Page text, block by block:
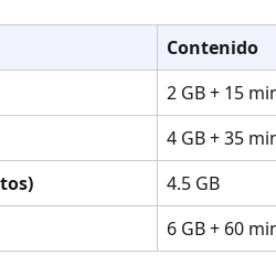
Contenido
2 GB + 15
4 GB + 35
4.5 GB
6 GB + 60